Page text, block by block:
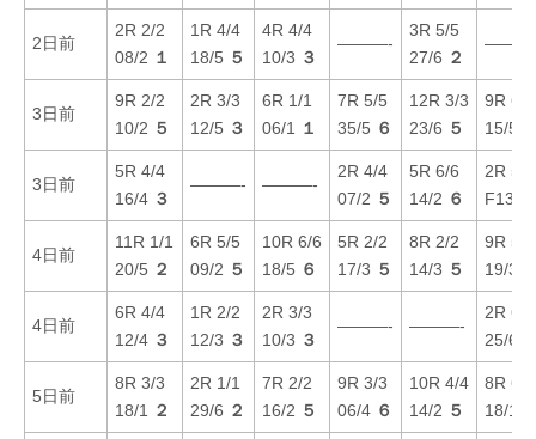
2日前
2R 2/2
08/2 １
1R 4/4
18/5 ５
4R 4/4
10/3 ３
———-
3R 5/5
27/6 ２
3日前
9R 2/2
10/2 ５
2R 3/3
12/5 ３
6R 1/1
06/1
１
7R 5/5
35/5 ６
12R 3/3
23/6 ５
9R 6/6
15/5
3日前
5R 4/4
16/4 ３
———- ———-
2R 4/4
07/2 ５
5R 6/6
14/2 ６
2R 5/6
F13/1
4日前
11R 1/1
20/5 ２
6R 5/5
09/2 ５
10R 6/6
18/5 ６
5R 2/2
17/3 ５
8R 2/2
14/3 ５
9R 5/6
19/3
4日前
6R 4/4
12/4 ３
1R 2/2
12/3 ３
2R 3/3
10/3 ３
———- ———-
2R 6/6
25/6
5日前
8R 3/3
18/1
２
2R 1/1
29/6 ２
7R 2/2
16/2 ５
9R 3/3
06/4 ６
10R 4/4
14/2 ５
8R 6/6
18/1